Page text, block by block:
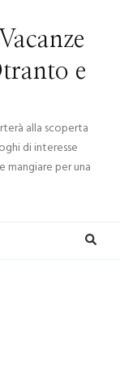
e
alla scoperta
di interesse
per una